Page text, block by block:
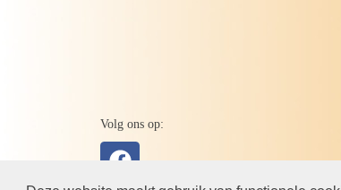
Volg ons op: